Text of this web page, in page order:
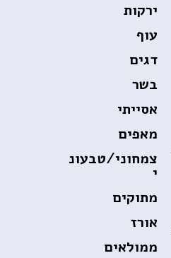
ירקות
עוף
דגים
בשר
אסייתי
מאפים
צמחוני/טבעונ
י
מתוקים
אורז
ממולאים